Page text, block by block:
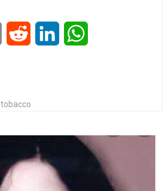
Email Reddit LinkedIn
tobacco